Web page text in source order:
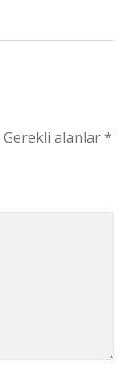
Gerekli alanlar*